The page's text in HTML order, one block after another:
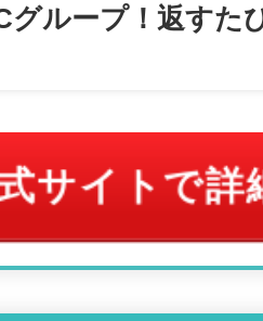
グループ！返すた
サイトで詳